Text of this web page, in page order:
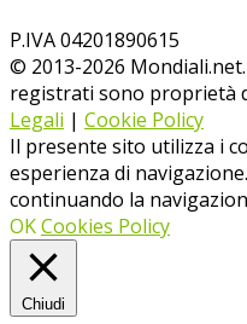
P.IVA 04201890615
© 2013-2026
registrati sono proprietà
Legali | Cookie Policy
Il presente sito utilizza i
esperienza di
continuando la
OKCookies Policy
Chiudi